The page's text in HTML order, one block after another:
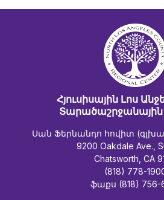
Հյուսիսային Լոս
Տարածաշրջանային
Սան Ֆերնանդո հովիտ
9200 Oakdale Ave.,
Chatsworth, CA
(818) 778-
ֆաքս (818) 756-